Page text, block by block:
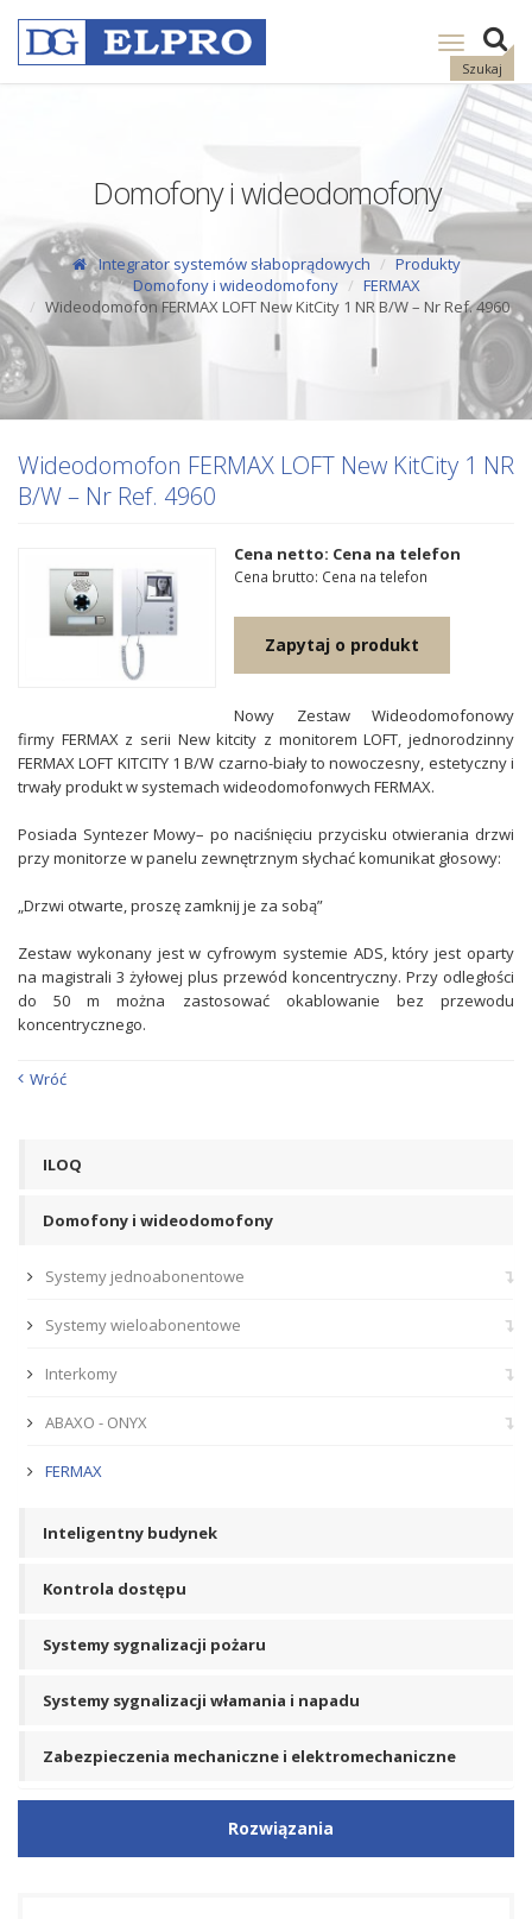
Szukaj
Pokaż
nawigację
Domofony i wideodomofony
Integrator systemów słaboprądowych
Produkty
Domofony i wideodomofony
FERMAX
Wideodomofon FERMAX LOFT New KitCity 1 NR B/W – Nr Ref. 4960
Wideodomofon FERMAX LOFT New KitCity 1 NR
B/W – Nr Ref. 4960
Cena netto: Cena na telefon
Cena brutto: Cena na telefon
Zapytaj o produkt
Nowy Zestaw Wideodomofonowy
firmy FERMAX z serii New kitcity z monitorem LOFT, jednorodzinny
FERMAX LOFT KITCITY 1 B/W czarno-biały to nowoczesny, estetyczny i
trwały produkt w systemach wideodomofonwych FERMAX.
Posiada Syntezer Mowy– po naciśnięciu przycisku otwierania drzwi
przy monitorze w panelu zewnętrznym słychać komunikat głosowy:
„Drzwi otwarte, proszę zamknij je za sobą”
Zestaw wykonany jest w cyfrowym systemie ADS, który jest oparty
na magistrali 3 żyłowej plus przewód koncentryczny. Przy odległości
do 50 m można zastosować okablowanie bez przewodu
koncentrycznego.
Wróć
ILOQ
Domofony i wideodomofony
Systemy jednoabonentowe
Systemy wieloabonentowe
Interkomy
ABAXO - ONYX
FERMAX
Inteligentny budynek
Kontrola dostępu
Systemy sygnalizacji pożaru
Systemy sygnalizacji włamania i napadu
Zabezpieczenia mechaniczne i elektromechaniczne
Rozwiązania